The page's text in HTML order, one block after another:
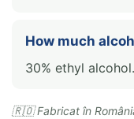
How much
30% ethyl alcohol.
🇷🇴 Fabricat în